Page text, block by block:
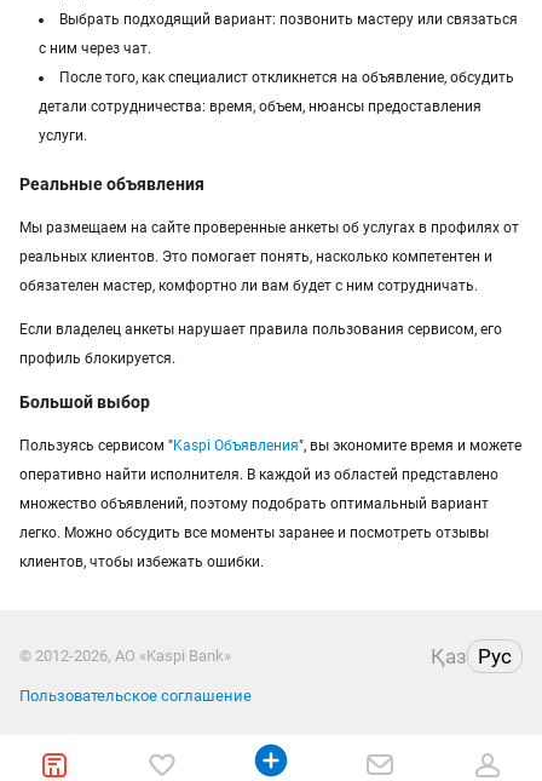
Выбрать подходящий вариант: позвонить мастеру или связаться
с ним через чат.
После того, как специалист откликнется на объявление, обсудить
детали сотрудничества: время, объем, нюансы предоставления
услуги.
Реальные объявления
Мы размещаем на сайте проверенные анкеты об услугах в профилях от
реальных клиентов. Это помогает понять, насколько компетентен и
обязателен мастер, комфортно ли вам будет с ним сотрудничать.
Если владелец анкеты нарушает правила пользования сервисом, его
профиль блокируется.
Большой выбор
Пользуясь сервисом "Kaspi Объявления", вы экономите время и можете
оперативно найти исполнителя. В каждой из областей представлено
множество объявлений, поэтому подобрать оптимальный вариант
легко. Можно обсудить все моменты заранее и посмотреть отзывы
клиентов, чтобы избежать ошибки.
© 2012-2026, АО «Kaspi Bank» Қаз Рус
Пользовательское соглашение